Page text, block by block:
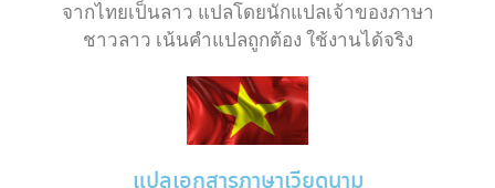
จากไทยเป็นลาว แปลโดยนักแปลเจ้าของภาษา
ชาวลาว เน้นคำแปลถูกต้อง ใช้งานได้จริง